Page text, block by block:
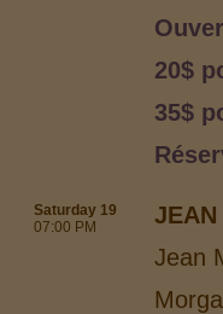
20$
35$
Saturday 19
07:00 PM
JEAN
Jean